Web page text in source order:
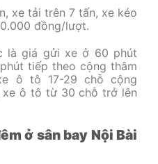
xe tải trên 7 tấn, xe kéo
đồng/lượt.
là giá gửi xe ở 60 phút
tiếp theo cộng thâm
ô tô 17-29 chỗ cộng
xe ô tô từ 30 chỗ trở lên
ở sân bay Nội Bài